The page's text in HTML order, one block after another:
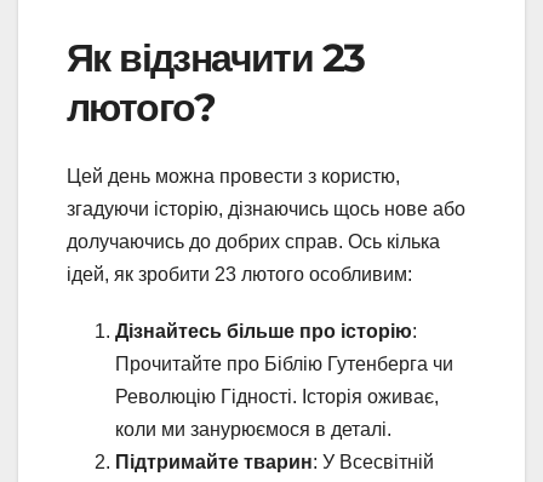
Як відзначити 23
лютого?
Цей день можна провести з користю,
згадуючи історію, дізнаючись щось нове або
долучаючись до добрих справ. Ось кілька
ідей, як зробити 23 лютого особливим:
Дізнайтесь більше про історію:
Прочитайте про Біблію Гутенберга чи
Революцію Гідності. Історія оживає,
коли ми занурюємося в деталі.
Підтримайте тварин: У Всесвітній